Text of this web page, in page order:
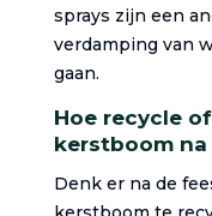
sprays zijn een
verdamping van
gaan.
Hoe recycle
kerstboom
Denk er na de